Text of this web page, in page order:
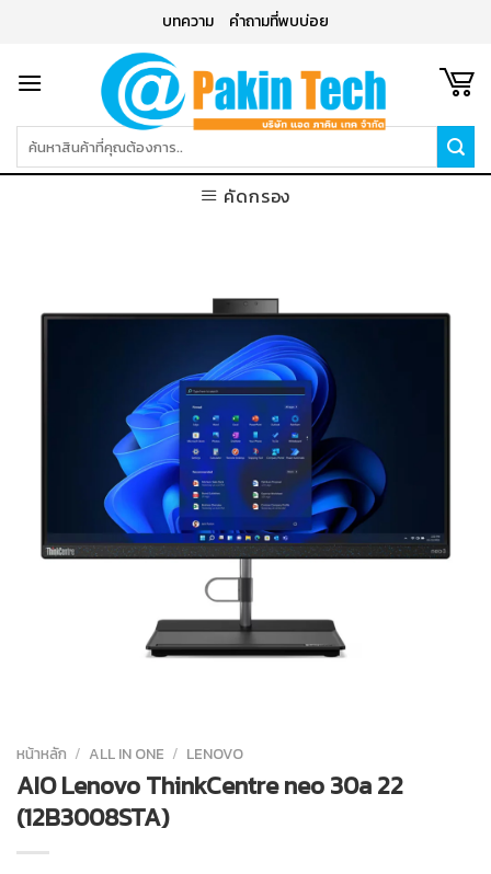
บทความ คำถามที่พบบ่อย
คัดกรอง
หน้าหลัก / ALL IN ONE / LENOVO
AIO Lenovo ThinkCentre neo 30a 22
(12B3008STA)